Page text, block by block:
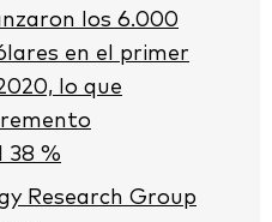
los 6.000
en el primer
lo que
38 %
Research Group